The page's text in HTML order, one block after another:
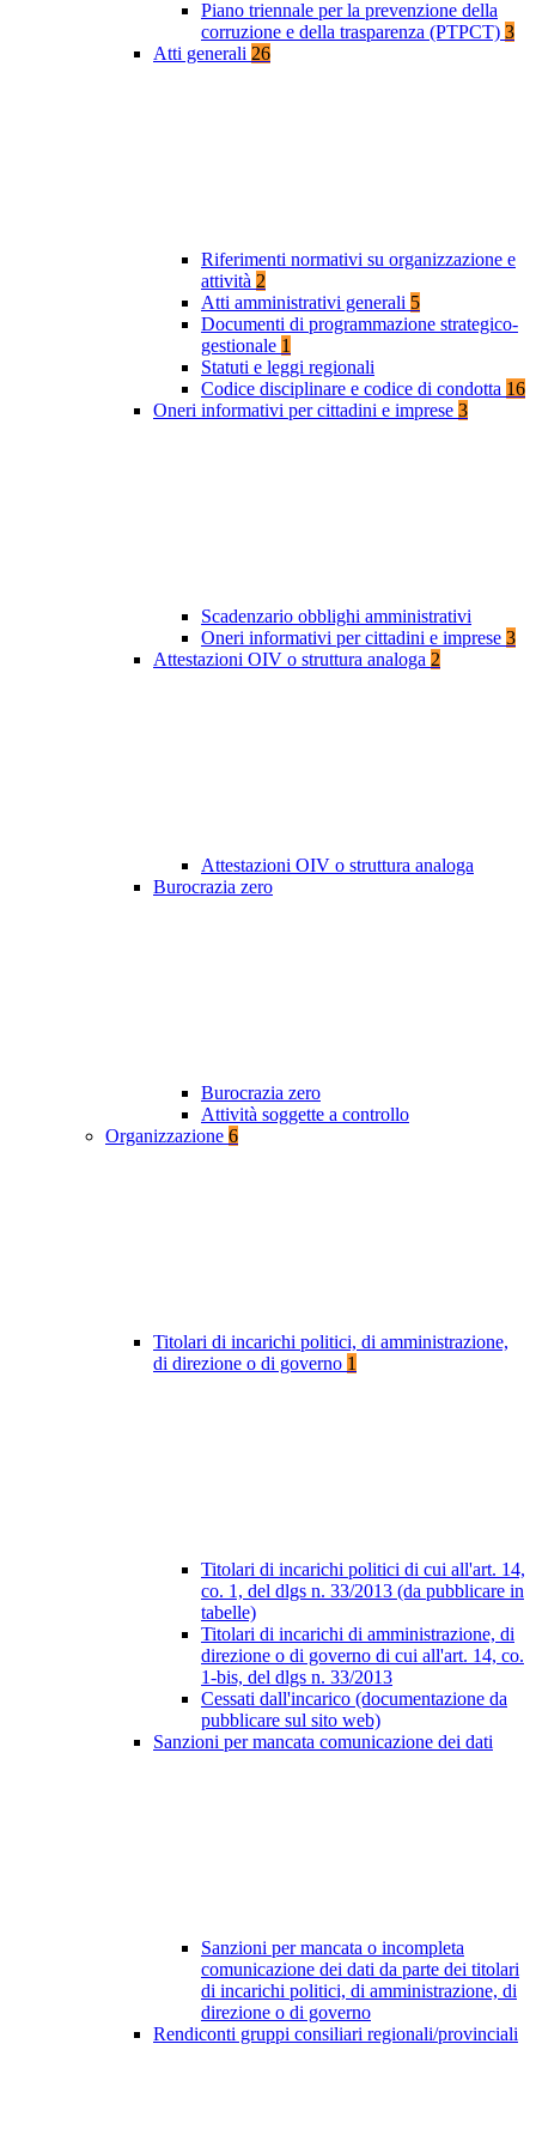
Piano triennale per la prevenzione della
corruzione e della trasparenza (PTPCT) 3
Atti generali 26
Riferimenti normativi su organizzazione e
attività 2
Atti amministrativi generali 5
Documenti di programmazione strategico-
gestionale 1
Statuti e leggi regionali
Codice disciplinare e codice di condotta 16
Oneri informativi per cittadini e imprese 3
Scadenzario obblighi amministrativi
Oneri informativi per cittadini e imprese 3
Attestazioni OIV o struttura analoga 2
Attestazioni OIV o struttura analoga
Burocrazia zero
Burocrazia zero
Attività soggette a controllo
Organizzazione 6
Titolari di incarichi politici, di amministrazione,
di direzione o di governo 1
Titolari di incarichi politici di cui all'art. 14,
co. 1, del dlgs n. 33/2013 (da pubblicare in
tabelle)
Titolari di incarichi di amministrazione, di
direzione o di governo di cui all'art. 14, co.
1-bis, del dlgs n. 33/2013
Cessati dall'incarico (documentazione da
pubblicare sul sito web)
Sanzioni per mancata comunicazione dei dati
Sanzioni per mancata o incompleta
comunicazione dei dati da parte dei titolari
di incarichi politici, di amministrazione, di
direzione o di governo
Rendiconti gruppi consiliari regionali/provinciali